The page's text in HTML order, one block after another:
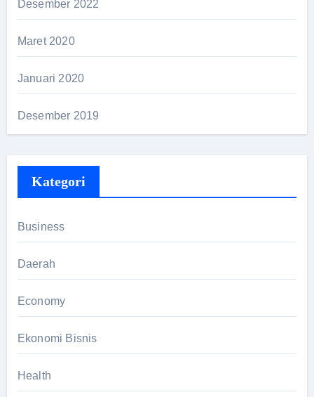
Desember 2022
Maret 2020
Januari 2020
Desember 2019
Kategori
Business
Daerah
Economy
Ekonomi Bisnis
Health